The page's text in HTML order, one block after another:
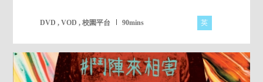
DVD , VOD , 校園平台 90mins 英